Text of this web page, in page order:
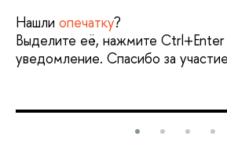
Нашли опечатку?
Выделите её, нажмите Ctrl+Enter
уведомление. Спасибо за